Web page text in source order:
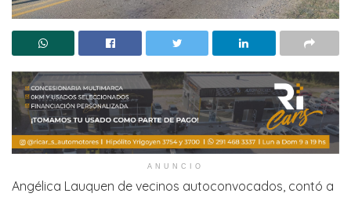
ANUNCIO
Angélica Lauquen de vecinos autoconvocados, contó a